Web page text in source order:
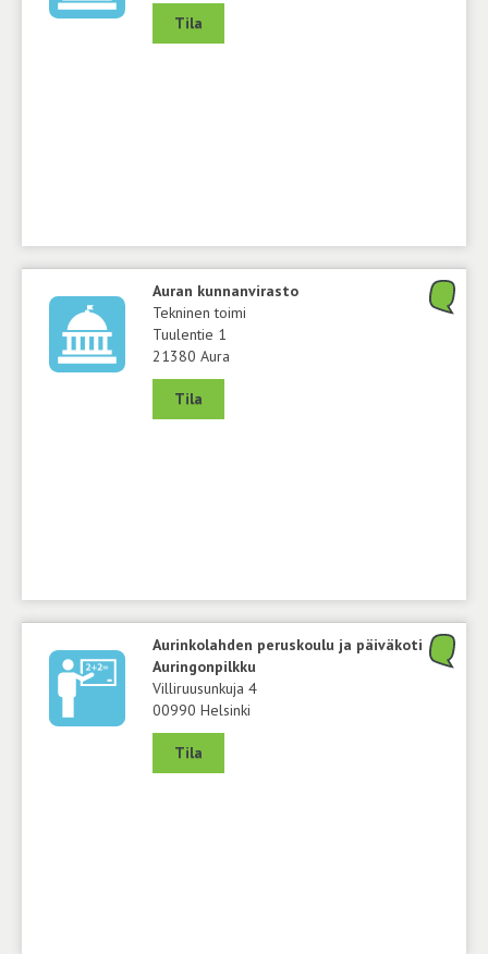
Tila
Auran kunnanvirasto
Tekninen toimi
Tuulentie 1
21380 Aura
Tila
Aurinkolahden peruskoulu ja päiväkoti
Auringonpilkku
Villiruusunkuja 4
00990 Helsinki
Tila